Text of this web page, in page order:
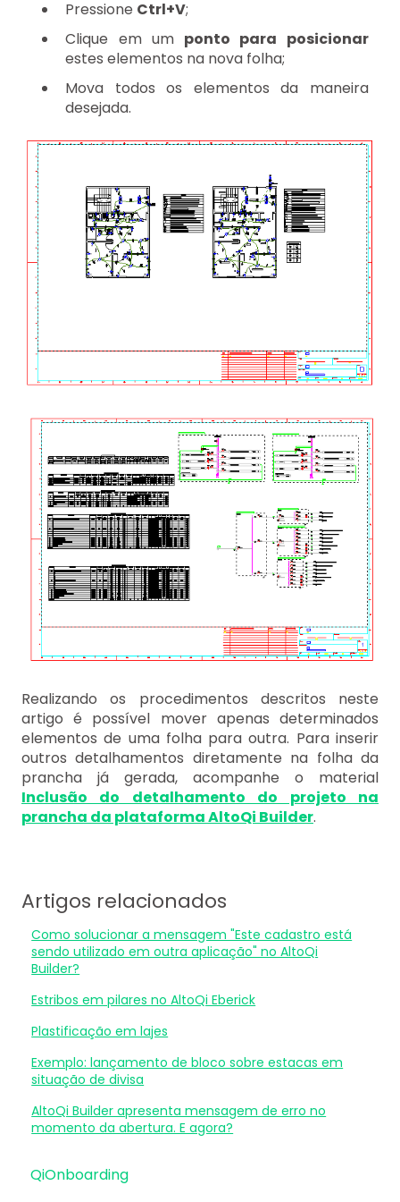
Pressione Ctrl+V;
Clique em um ponto para posicionar
estes elementos na nova folha;
Mova todos os elementos da maneira
desejada.
Realizando os procedimentos descritos neste
artigo é possível mover apenas determinados
elementos de uma folha para outra. Para inserir
outros detalhamentos diretamente na folha da
prancha já gerada, acompanhe o material
Inclusão do detalhamento do projeto na
prancha da plataforma AltoQi Builder.
Artigos relacionados
Como solucionar a mensagem "Este cadastro está
sendo utilizado em outra aplicação" no AltoQi
Builder?
Estribos em pilares no AltoQi Eberick
Plastificação em lajes
Exemplo: lançamento de bloco sobre estacas em
situação de divisa
AltoQi Builder apresenta mensagem de erro no
momento da abertura. E agora?
QiOnboarding